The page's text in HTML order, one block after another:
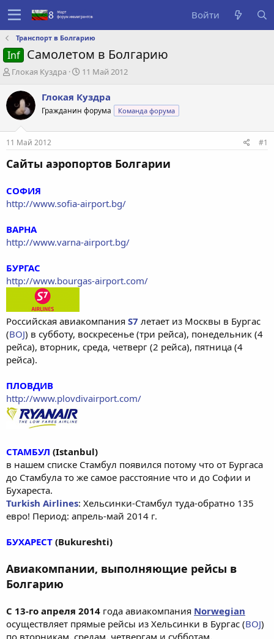
Войти
Транспорт в Болгарию
Inf Самолетом в Болгарию
А
т
о
р
е
м
ы
Глокая Куздра
Д
т
а
с
а
н
11 Май 2012
Глокая Куздра
Гражданин форума Команда форума
11 Май 2012 #1
Сайты аэропортов Болгарии
СОФИЯ
http://www.sofia-airport.bg/
ВАРНА
http://www.varna-airport.bg/
БУРГАС
http://www.bourgas-airport.com/
Российская авиакомпания S7 летает из Москвы в Бургас
(BOJ) в субботу, воскресенье (три рейса), понедельник (4
рейса), вторник, среда, четверг (2 рейса), пятница (4
рейса).
ПЛОВДИВ
http://www.plovdivairport.com/
СТАМБУЛ (Istanbul)
в нашем списке Стамбул появился потому что от Бургаса
до Стамбула то же самое расстояние что и до Софии и
Бухареста.
Turkish Airlines: Хельсинки-Стамбул туда-обратно 135
евро! Период: апрель-май 2014 г.
БУХАРЕСТ (Bukureshti)
Авиакомпании, выполняющие рейсы в
Болгарию
С 13-го апреля 2014 года авиакомпания Norwegian
осуществляет прямые рейсы из Хельсинки в Бургас (BOJ)
по вторникам, средам, четвергам и субботам.